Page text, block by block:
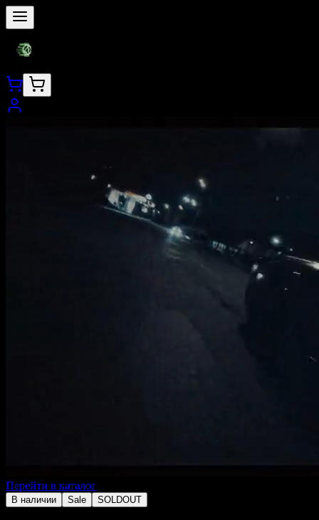
Перейти в каталог
В наличии Sale SOLDOUT